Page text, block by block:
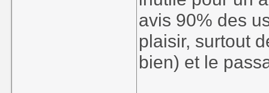
avis 90% des
plaisir, surtout
bien) et le